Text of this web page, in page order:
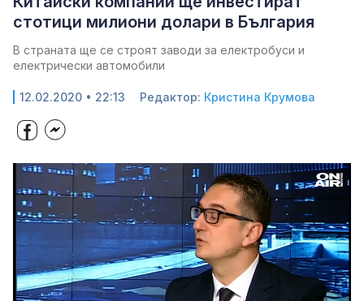
стотици милиони долари в България
В страната ще се строят заводи за електробуси и
електрически автомобили
12.02.2020 • 22:13 Редактор: Кристина Крумова